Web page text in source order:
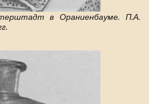
в Ораниенбауме. П.А.